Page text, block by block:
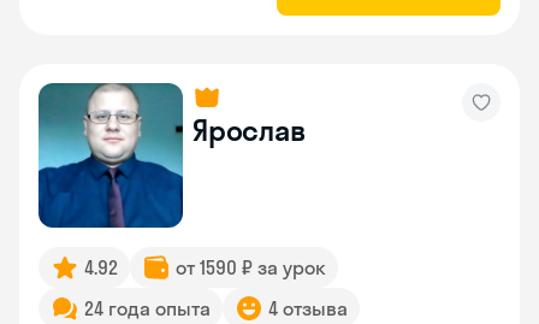
Ярослав
4.92
от 1590 ₽ за урок
24 года опыта
4 отзыва